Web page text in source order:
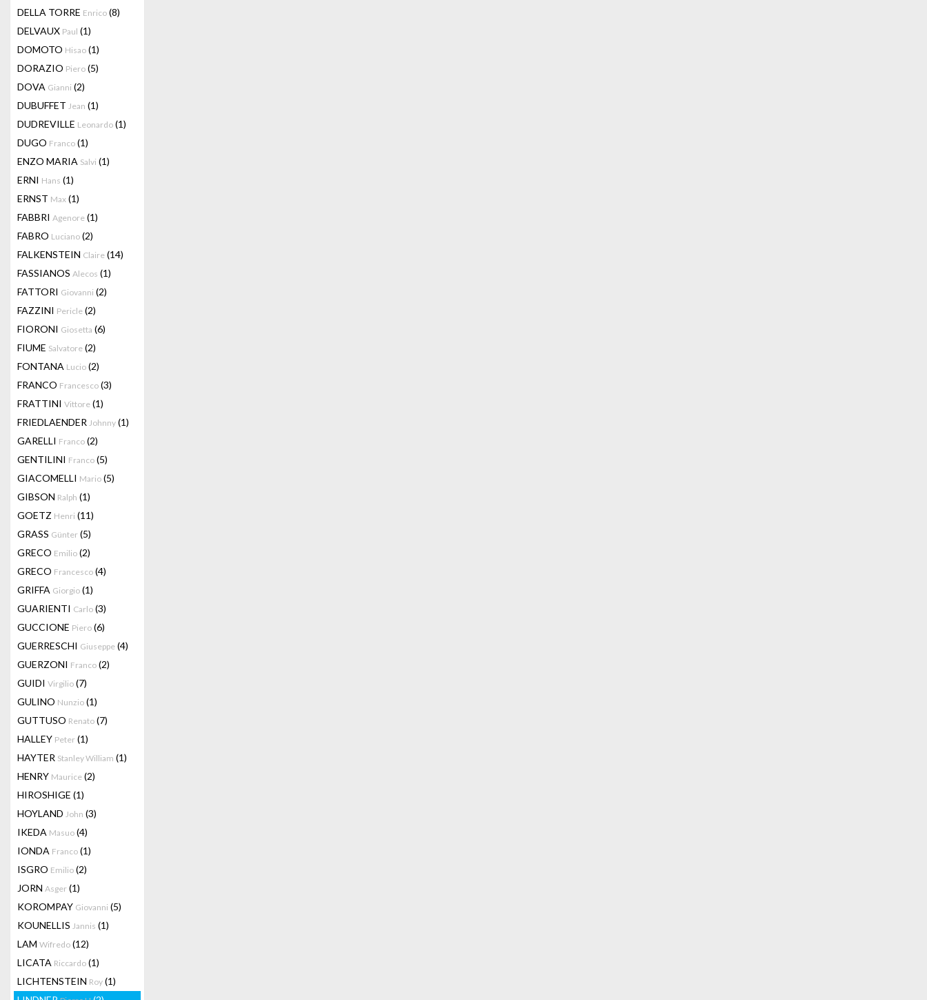
DELLA TORRE Enrico (8)
DELVAUX Paul (1)
DOMOTO Hisao (1)
DORAZIO Piero (5)
DOVA Gianni (2)
DUBUFFET Jean (1)
DUDREVILLE Leonardo (1)
DUGO Franco (1)
ENZO MARIA Salvi (1)
ERNI Hans (1)
ERNST Max (1)
FABBRI Agenore (1)
FABRO Luciano (2)
FALKENSTEIN Claire (14)
FASSIANOS Alecos (1)
FATTORI Giovanni (2)
FAZZINI Pericle (2)
FIORONI Giosetta (6)
FIUME Salvatore (2)
FONTANA Lucio (2)
FRANCO Francesco (3)
FRATTINI Vittore (1)
FRIEDLAENDER Johnny (1)
GARELLI Franco (2)
GENTILINI Franco (5)
GIACOMELLI Mario (5)
GIBSON Ralph (1)
GOETZ Henri (11)
GRASS Günter (5)
GRECO Emilio (2)
GRECO Francesco (4)
GRIFFA Giorgio (1)
GUARIENTI Carlo (3)
GUCCIONE Piero (6)
GUERRESCHI Giuseppe (4)
GUERZONI Franco (2)
GUIDI Virgilio (7)
GULINO Nunzio (1)
GUTTUSO Renato (7)
HALLEY Peter (1)
HAYTER Stanley William (1)
HENRY Maurice (2)
HIROSHIGE (1)
HOYLAND John (3)
IKEDA Masuo (4)
IONDA Franco (1)
ISGRO Emilio (2)
JORN Asger (1)
KOROMPAY Giovanni (5)
KOUNELLIS Jannis (1)
LAM Wifredo (12)
LICATA Riccardo (1)
LICHTENSTEIN Roy (1)